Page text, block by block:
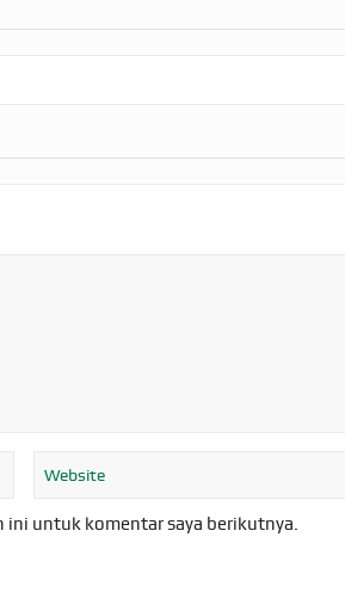
ini untuk komentar saya berikutnya.